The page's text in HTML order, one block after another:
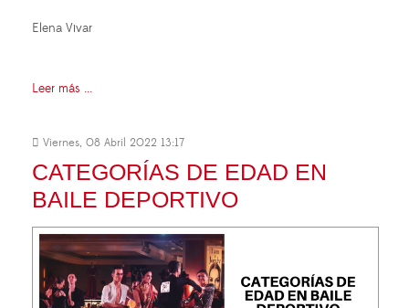
Elena Vivar
Leer más ...
Viernes, 08 Abril 2022 13:17
CATEGORÍAS DE EDAD EN
BAILE DEPORTIVO